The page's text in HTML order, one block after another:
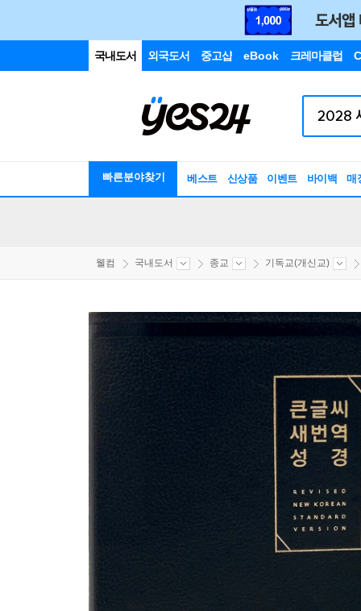
국내도서 외국도서 중고샵 eBook 크레마클럽
빠른분야찾기 베스트 신상품 이벤트 바이백 매
웰컴 국내도서 종교 기독교(개신교)